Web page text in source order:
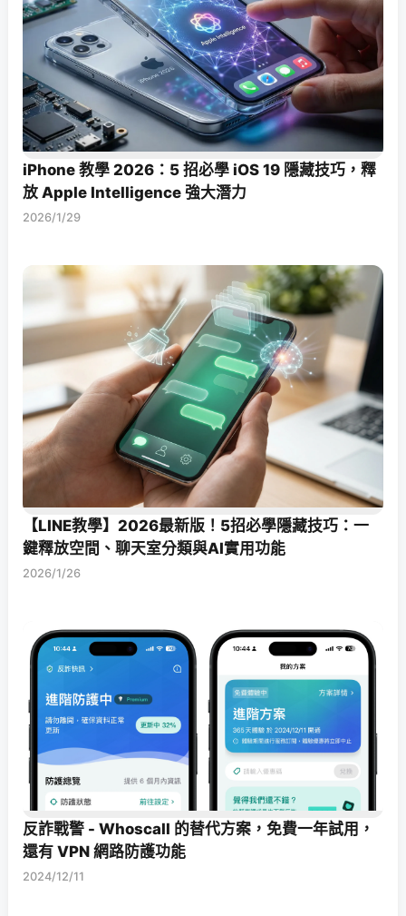
iPhone 教學 2026：5 招必學 iOS 19 隱藏技巧，釋
放 Apple Intelligence 強大潛力
2026/1/29
【LINE教學】2026最新版！5招必學隱藏技巧：一
鍵釋放空間、聊天室分類與AI實用功能
2026/1/26
反詐戰警 - Whoscall 的替代方案，免費一年試用，
還有 VPN 網路防護功能
2024/12/11